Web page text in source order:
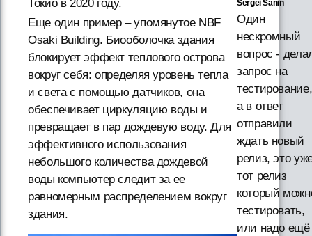
Токио в 2020 году.
Еще один пример – упомянутое NBF
Osaki Building. Биооболочка здания
блокирует эффект теплового острова
вокруг себя: определяя уровень тепла
и света с помощью датчиков, она
обеспечивает циркуляцию воды и
превращает в пар дождевую воду. Для
эффективного использования
небольшого количества дождевой
воды компьютер следит за ее
равномерным распределением вокруг
здания.
Sergei Sanin
Один
нескромный
вопрос -
запрос на
тестирование,
а в ответ
отправили
ждать новый
релиз, это
тот релиз
который
тестировать,
или надо ещё